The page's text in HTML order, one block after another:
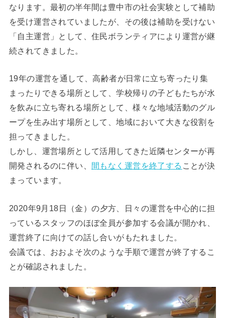
なります。最初の半年間は豊中市の社会実験として補助
を受け運営されていましたが、その後は補助を受けない
「自主運営」として、住民ボランティアにより運営が継
続されてきました。
19年の運営を通して、高齢者が日常に立ち寄ったり集
まったりできる場所として、学校帰りの子どもたちが水
を飲みに立ち寄れる場所として、様々な地域活動のグル
ープを生み出す場所として、地域において大きな役割を
担ってきました。
しかし、運営場所として活用してきた近隣センターが再
開発されるのに伴い、
間もなく運営を終了する ことが決
まっています。
2020年9月18日（金）の夕方、日々の運営を中心的に担
っているスタッフのほぼ全員が参加する会議が開かれ、
運営終了に向けての話し合いがもたれました。
会議では、おおよそ次のような手順で運営が終了するこ
とが確認されました。